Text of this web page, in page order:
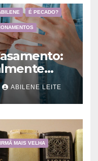
É PECADO?
ABILENE LEITE
IRMÃ MAIS VELHA